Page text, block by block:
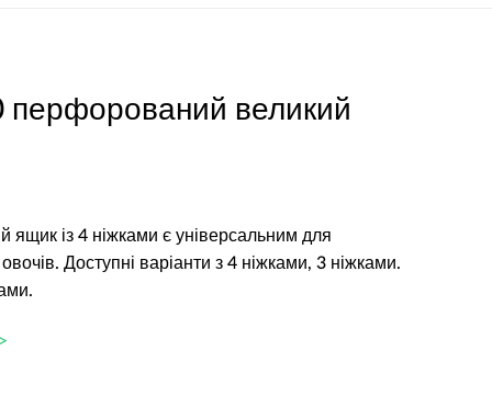
перфорований великий
із 4 ніжками є універсальним для
Доступні варіанти з 4 ніжками, 3 ніжками.